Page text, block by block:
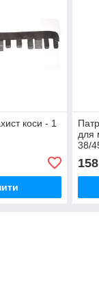
коси - 1
для
38/
158